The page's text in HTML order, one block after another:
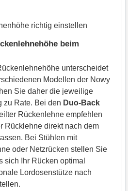
beim
unterscheidet
Modellen der Nowy
Sie daher die jeweilige
zu Rate. Bei den Duo-Back
Rückenlehne empfehlen
Rücklehne direkt nach dem
Bei Stühlen mit
oder Netzrücken stellen Sie
sich Ihr Rücken optimal
Lordosenstütze nach